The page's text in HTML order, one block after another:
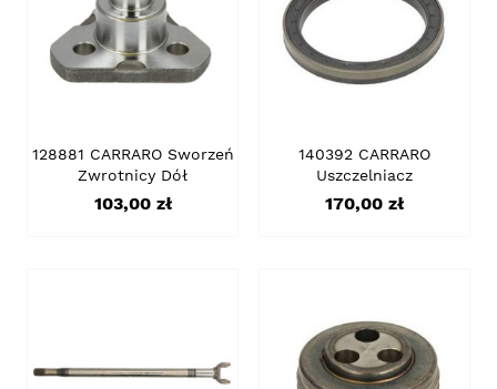
128881 CARRARO Sworzeń
Zwrotnicy Dół
Cena
103,00 zł
140392 CARRARO
Uszczelniacz
Cena
170,00 zł